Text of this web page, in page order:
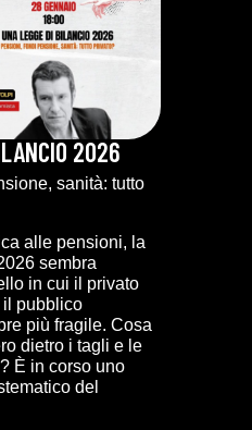
2026
sanità: tutto
alle pensioni, la
sembra
in cui il privato
il pubblico
più fragile. Cosa
dietro i tagli e le
È in corso uno
del